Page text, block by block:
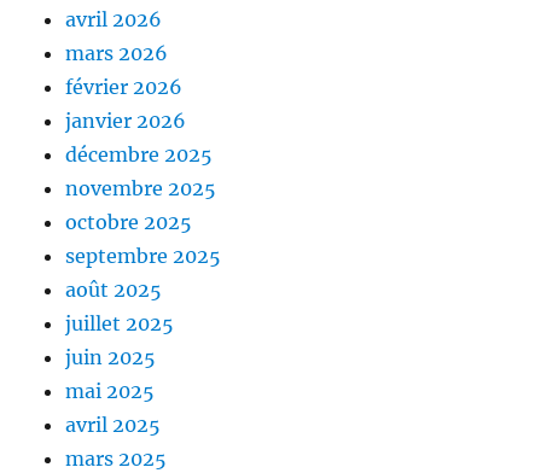
avril 2026
mars 2026
février 2026
janvier 2026
décembre 2025
novembre 2025
octobre 2025
septembre 2025
août 2025
juillet 2025
juin 2025
mai 2025
avril 2025
mars 2025